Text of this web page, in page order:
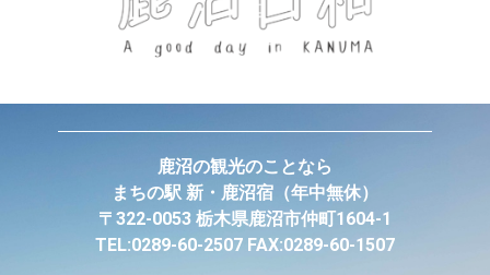
鹿沼の観光のことなら
まちの駅 新・鹿沼宿 （年中無休）
〒322-0053 栃木県鹿沼市仲町1604-1
TEL:0289-60-2507 FAX:0289-60-1507